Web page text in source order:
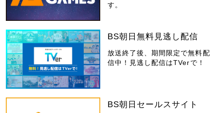
す。
BS朝日無料見逃し配信
放送終了後、期間限定で無料配
信中！見逃し配信はTVerで！
BS朝日セールスサイト